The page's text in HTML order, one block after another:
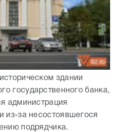
здании
государственного банка,
администрация
из-за несостоявшегося
подрядчика.